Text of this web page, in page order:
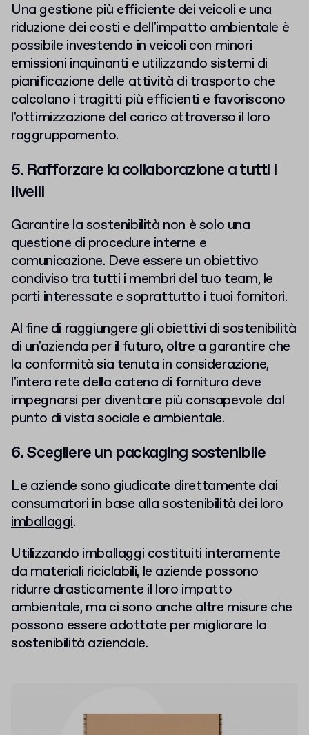
Una gestione più efficiente dei veicoli e una
riduzione dei costi e dell'impatto ambientale è
possibile investendo in veicoli con minori
emissioni inquinanti e utilizzando sistemi di
pianificazione delle attività di trasporto che
calcolano i tragitti più efficienti e favoriscono
l'ottimizzazione del carico attraverso il loro
raggruppamento.
5. Rafforzare la collaborazione a tutti i
livelli
Garantire la sostenibilità non è solo una
questione di procedure interne e
comunicazione. Deve essere un obiettivo
condiviso tra tutti i membri del tuo team, le
parti interessate e soprattutto i tuoi fornitori.
Al fine di raggiungere gli obiettivi di sostenibilità
di un'azienda per il futuro, oltre a garantire che
la conformità sia tenuta in considerazione,
l'intera rete della catena di fornitura deve
impegnarsi per diventare più consapevole dal
punto di vista sociale e ambientale.
6. Scegliere un packaging sostenibile
Le aziende sono giudicate direttamente dai
consumatori in base alla sostenibilità dei loro
imballaggi.
Utilizzando imballaggi costituiti interamente
da materiali riciclabili, le aziende possono
ridurre drasticamente il loro impatto
ambientale, ma ci sono anche altre misure che
possono essere adottate per migliorare la
sostenibilità aziendale.